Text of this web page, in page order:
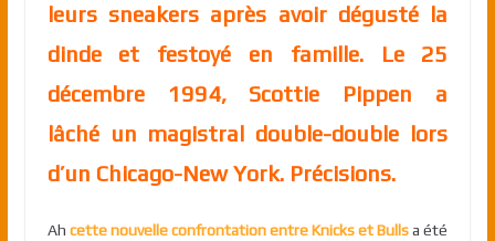
leurs sneakers après avoir dégusté la
dinde et festoyé en famille. Le 25
décembre 1994, Scottie Pippen a
lâchéun magistral double-double lors
d’un Chicago-New York. Précisions.
Ah cette nouvelle confrontation entre Knicks et Bullsa été